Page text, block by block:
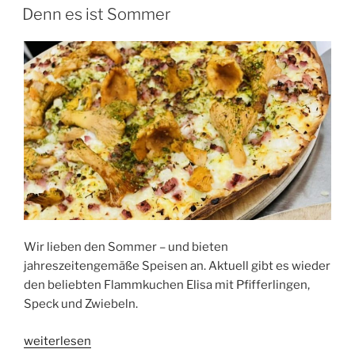
AM
Denn es ist Sommer
Wir lieben den Sommer – und bieten
jahreszeitengemäße Speisen an. Aktuell gibt es wieder
den beliebten Flammkuchen Elisa mit Pfifferlingen,
Speck und Zwiebeln.
„Denn
weiterlesen